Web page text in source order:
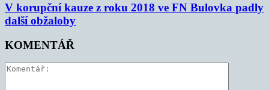
V korupční kauze z roku 2018 ve FN Bulovka padly
další obžaloby
KOMENTÁŘ